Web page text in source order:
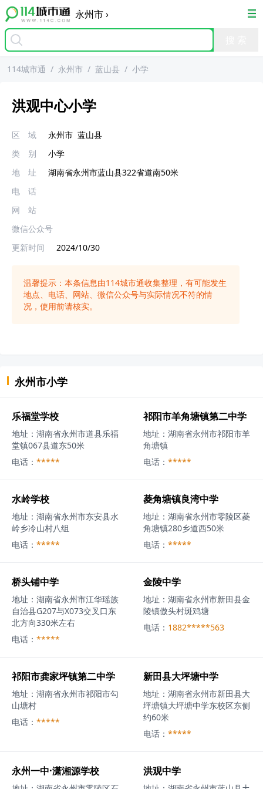
永州市›
114城市通 / 永州市 / 蓝山县 / 小学
洪观中心小学
区 域 永州市 蓝山县
类 别
小学
地 址
湖南省永州市蓝山县322省道南50米
电 话
网 站
微信公众号
更新时间
2024/10/30
温馨提示：本条信息由114城市通收集整理，有可能发生
地点、电话、网站、微信公众号与实际情况不符的情
况，使用前请核实。
永州市小学
乐福堂学校
地址： 湖南省永州市道县乐福
堂镇067县道东50米
电话： *****
祁阳市羊角塘镇第二中学
地址： 湖南省永州市祁阳市羊
角塘镇
电话： *****
水岭学校
地址： 湖南省永州市东安县水
岭乡冷山村八组
电话： *****
菱角塘镇良湾中学
地址： 湖南省永州市零陵区菱
角塘镇280乡道西50米
电话： *****
桥头铺中学
地址： 湖南省永州市江华瑶族
自治县G207与X073交叉口东
北方向330米左右
电话： *****
金陵中学
地址： 湖南省永州市新田县金
陵镇傲头村斑鸡塘
电话： 1882*****563
祁阳市龚家坪镇第二中学
地址： 湖南省永州市祁阳市勾
山塘村
电话： *****
新田县大坪塘中学
地址： 湖南省永州市新田县大
坪塘镇大坪塘中学东校区东侧
约60米
电话： *****
永州一中·潇湘源学校 洪观中学